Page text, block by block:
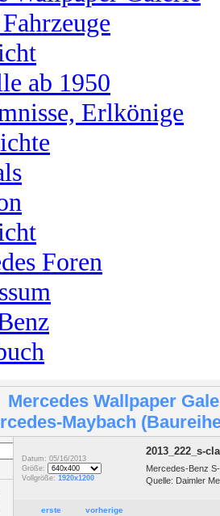
ab 1950
Erlkönige
Foren
Mercedes Wallpaper
Maybach
Datum: 05/16/2013
Größe:
Vollgröße: 1920x1200
2013_222_s-
Mercedes-Benz
Quelle: Daimler
erste vorherige